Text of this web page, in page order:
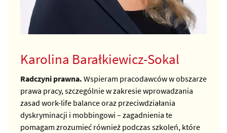
Karolina Barałkiewicz-Sokal
Radczyni prawna. Wspieram pracodawców w obszarze
prawa pracy, szczególnie w zakresie wprowadzania
zasad work-life balance oraz przeciwdziałania
dyskryminacji i mobbingowi – zagadnienia te
pomagam zrozumieć również podczas szkoleń, które